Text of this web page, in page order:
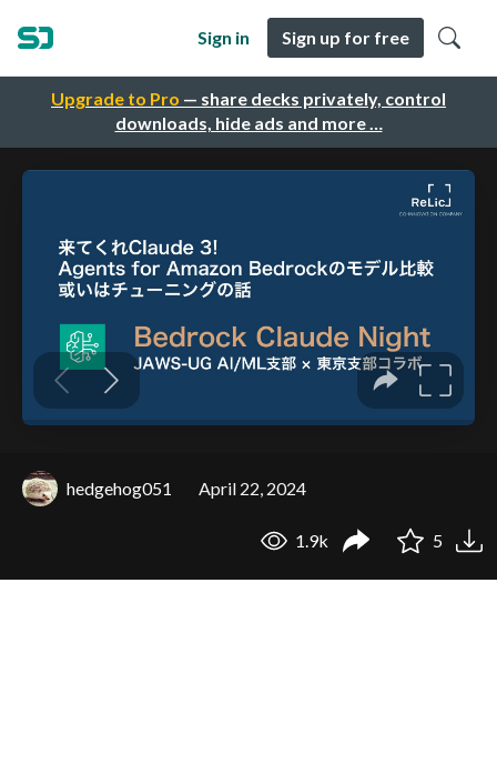
Upgrade to Pro — share decks privately, control
downloads, hide ads and more …
Sign in Sign up for free
hedgehog051 April 22, 2024
1.9k 5